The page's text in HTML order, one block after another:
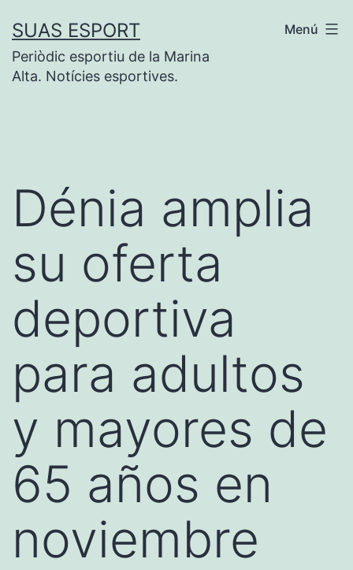
contenido
SUAS ESPORT
Periòdic esportiu de la Marina
Alta. Notícies esportives.
Menú
Dénia amplia
su oferta
deportiva
para adultos
y mayores de
65 años en
noviembre